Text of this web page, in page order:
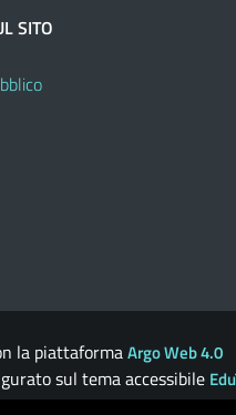
SITO
la piattaformaArgo Web 4.0
sul tema accessibile